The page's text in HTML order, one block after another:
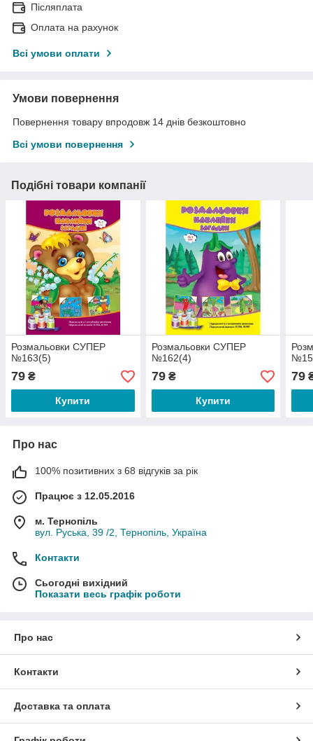
Післяплата
Оплата на рахунок
Всі умови оплати
Умови повернення
Повернення товару впродовж 14 днів безкоштовно
Всі умови повернення
Подібні товари компанії
Розмальовки СУПЕР
№163(5)
79 ₴
Купити
Розмальовки СУПЕР
№162(4)
79₴
Купити
79
Про нас
100% позитивних з 68 відгуків за рік
Працює з 12.05.2016
м. Тернопіль
вул. Руська, 39 /2, Тернопіль, Україна
Контакти
Сьогодні вихідний
Показати весь графік роботи
Про нас
Контакти
Доставка та оплата